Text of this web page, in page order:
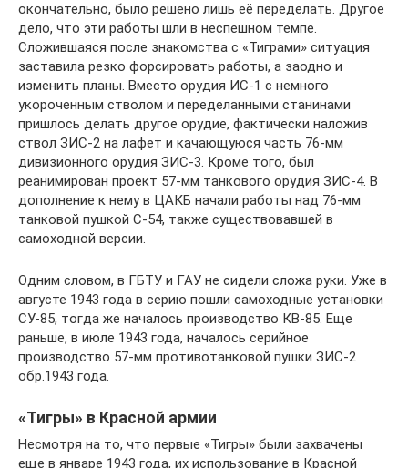
окончательно, было решено лишь её переделать. Другое
дело, что эти работы шли в неспешном темпе.
Сложившаяся после знакомства с «Тиграми» ситуация
заставила резко форсировать работы, а заодно и
изменить планы. Вместо орудия ИС-1 с немного
укороченным стволом и переделанными станинами
пришлось делать другое орудие, фактически наложив
ствол ЗИС-2 на лафет и качающуюся часть 76-мм
дивизионного орудия ЗИС-3. Кроме того, был
реанимирован проект 57-мм танкового орудия ЗИС-4. В
дополнение к нему в ЦАКБ начали работы над 76-мм
танковой пушкой С-54, также существовавшей в
самоходной версии.
Одним словом, в ГБТУ и ГАУ не сидели сложа руки. Уже в
августе 1943 года в серию пошли самоходные установки
СУ-85, тогда же началось производство КВ-85. Еще
раньше, в июле 1943 года, началось серийное
производство 57-мм противотанковой пушки ЗИС-2
обр.1943 года.
«Тигры» в Красной армии
Несмотря на то, что первые «Тигры» были захвачены
еще в январе 1943 года, их использование в Красной